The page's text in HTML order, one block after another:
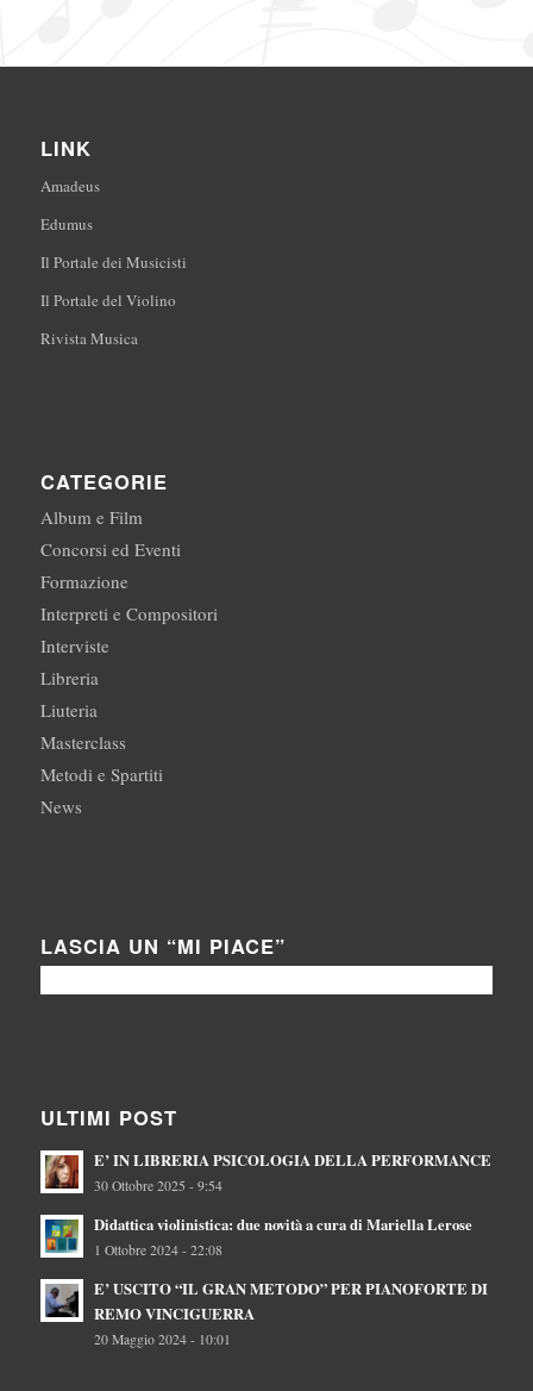
LINK
Amadeus
Edumus
Il Portale dei Musicisti
Il Portale del Violino
Rivista Musica
CATEGORIE
Album e Film
Concorsi ed Eventi
Formazione
Interpreti e Compositori
Interviste
Libreria
Liuteria
Masterclass
Metodi e Spartiti
News
LASCIA UN “MI PIACE”
ULTIMI POST
E’ IN LIBRERIA PSICOLOGIA DELLA PERFORMANCE
30 Ottobre 2025 - 9:54
Didattica violinistica: due novità a cura di Mariella Lerose
1 Ottobre 2024 - 22:08
E’ USCITO “IL GRAN METODO” PER PIANOFORTE DI
REMO VINCIGUERRA
20 Maggio 2024 - 10:01